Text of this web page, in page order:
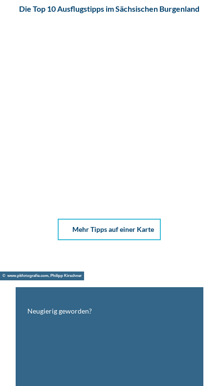
Die Top 10 Ausflugstipps im Sächsischen Burgenland
Mehr Tipps auf einer Karte
© www.pkfotografie.com, Philipp Kirschner
Neugierig geworden?